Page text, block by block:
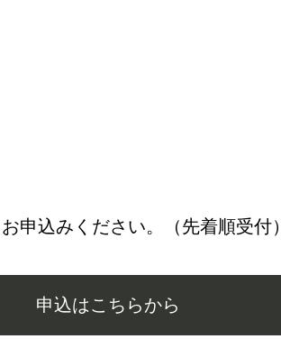
申込みください。（先着順受付）
申込はこちらから